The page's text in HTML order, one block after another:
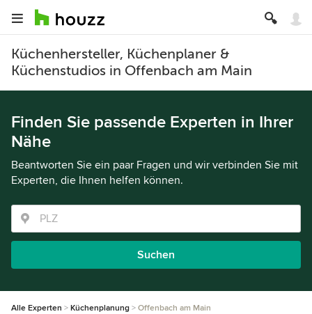
Küchenhersteller, Küchenplaner &
Küchenstudios in Offenbach am Main
Finden Sie passende Experten in Ihrer
Nähe
Beantworten Sie ein paar Fragen und wir verbinden Sie mit
Experten, die Ihnen helfen können.
Suchen
Alle Experten Küchenplanung Offenbach am Main